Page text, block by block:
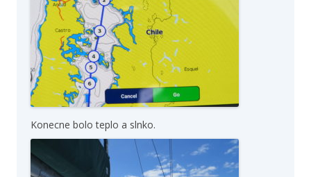
Konecne bolo teplo a slnko.